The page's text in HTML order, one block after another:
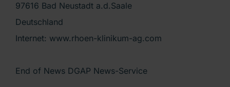
97616 Bad Neustadt a.d.Saale
Deutschland
Internet: www.rhoen-klinikum-ag.com
End of News DGAP News-Service